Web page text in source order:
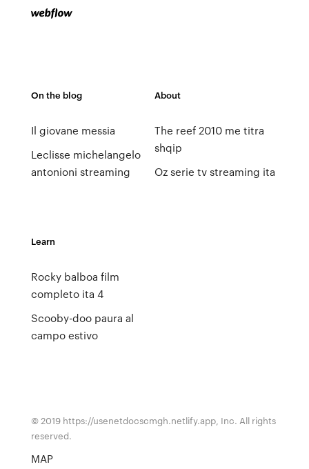
On the blog
Il giovane messia
Leclisse michelangelo
antonioni streaming
About
The reef 2010 me titra
shqip
Oz serie tv streaming ita
Learn
Rocky balboa film
completo ita 4
Scooby-doo paura al
campo estivo
© 2019 https://usenetdocscmgh.netlify.app, Inc. All rights
reserved.
MAP